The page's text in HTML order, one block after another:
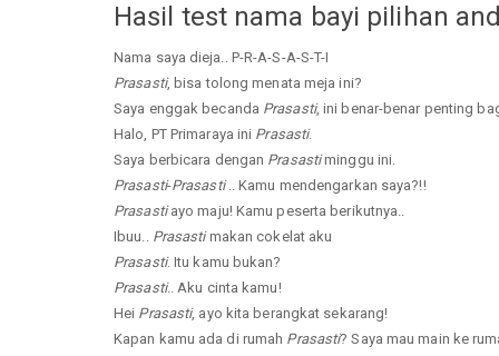
Hasil test nama bayi pilihan
Nama saya dieja.. P-R-A-S-A-S-T-I
Prasasti, bisa tolong menata meja ini?
Saya enggak becanda Prasasti, ini benar-benar penting
Halo, PT Primaraya ini Prasasti.
Saya berbicara dengan Prasastiminggu ini.
Prasasti-Prasasti.. Kamu mendengarkan saya?!!
Prasastiayo maju! Kamu peserta berikutnya..
Ibuu.. Prasastimakan cokelat aku
Prasasti. Itu kamu bukan?
Prasasti.. Aku cinta kamu!
Hei Prasasti, ayo kita berangkat sekarang!
Kapan kamu ada di rumah Prasasti? Saya mau main ke